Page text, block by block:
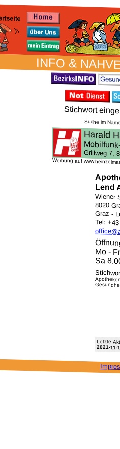
INFO &
Stich­wort
Suche im
Werbung auf
Lend
Wiener
8020
Graz -
Tel: +43
Mo -
Sa
Letzte
2021-11-